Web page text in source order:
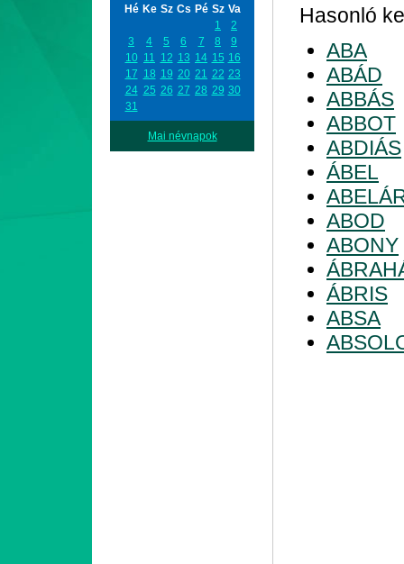
Hé Ke Sz Cs Pé Sz Va
1
2
3
4 5 6 7 8
9
10 11 12 13 14 15 16
17 18 19 20 21 22 23
24 25 26 27 28 29 30
31
Mai névnapok
Hasonló
ABA
ABÁD
ABBÁS
ABBOT
ABDIÁS
ÁBEL
ABOD
ABONY
ÁBRIS
ABSA